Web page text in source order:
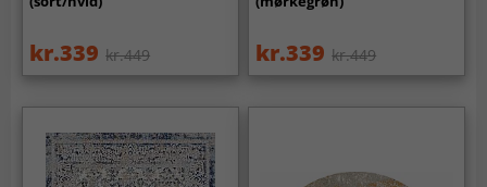
kr.339 kr.449 kr.339 kr.449